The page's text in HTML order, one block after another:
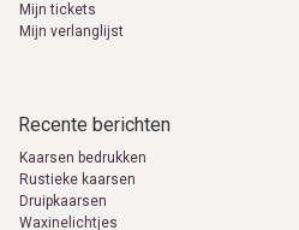
Mijn tickets
Mijn verlanglijst
Recente berichten
Kaarsen bedrukken
Rustieke kaarsen
Druipkaarsen
Waxinelichtjes